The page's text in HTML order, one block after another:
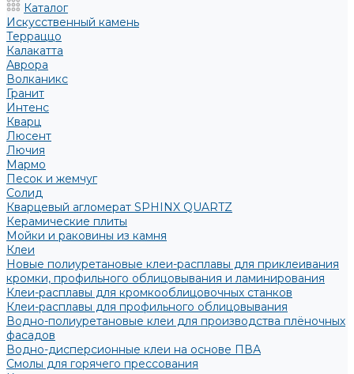
Каталог
Искусственный камень
Терраццо
Калакатта
Аврора
Волканикс
Гранит
Интенс
Кварц
Люсент
Лючия
Мармо
Песок и жемчуг
Солид
Кварцевый агломерат SPHINX QUARTZ
Керамические плиты
Мойки и раковины из камня
Клеи
Новые полиуретановые клеи-расплавы для приклеивания
кромки, профильного облицовывания и ламинирования
Клеи-расплавы для кромкооблицовочных станков
Клеи-расплавы для профильного облицовывания
Водно-полиуретановые клеи для производства плёночных
фасадов
Водно-дисперсионные клеи на основе ПВА
Смолы для горячего прессования